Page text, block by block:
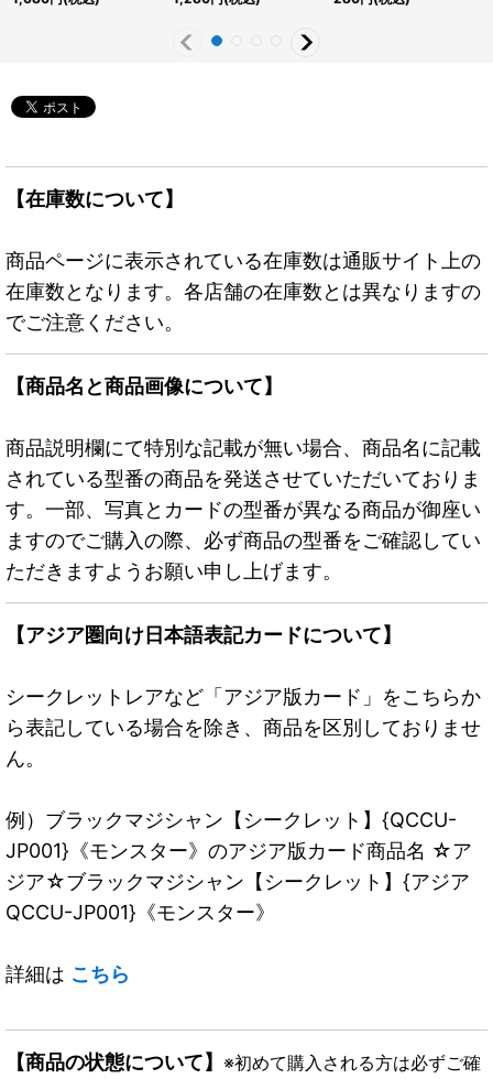
《儀式》 式》
【在庫数について】
商品ページに表示されている在庫数は通販サイト上の
在庫数となります。各店舗の在庫数とは異なりますの
でご注意ください。
【商品名と商品画像について】
商品説明欄にて特別な記載が無い場合、商品名に記載
されている型番の商品を発送させていただいておりま
す。一部、写真とカードの型番が異なる商品が御座い
ますのでご購入の際、必ず商品の型番をご確認してい
ただきますようお願い申し上げます。
【アジア圏向け日本語表記カードについて】
シークレットレアなど「アジア版カード」をこちらか
ら表記している場合を除き、商品を区別しておりませ
ん。
例）ブラックマジシャン【シークレット】{QCCU-
JP001}《モンスター》のアジア版カード商品名 ☆ア
ジア☆ブラックマジシャン【シークレット】{アジア
QCCU-JP001}《モンスター》
詳細は こちら
【商品の状態について】 ※初めて購入される方は必ずご確